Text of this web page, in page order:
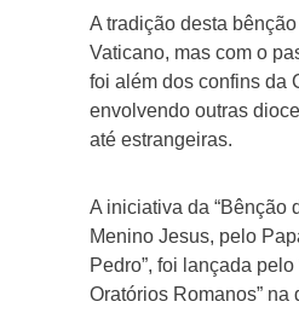
A tradição desta
Vaticano, mas com o
foi além dos confins da
envolvendo outras
até estrangeiras.
A iniciativa da “Bênção
Menino Jesus, pelo
Pedro”, foi lançada pelo
Oratórios Romanos” na